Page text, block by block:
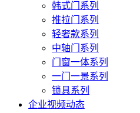
韩式门系列
推拉门系列
轻奢款系列
中轴门系列
门窗一体系列
一门一景系列
锁具系列
企业视频动态